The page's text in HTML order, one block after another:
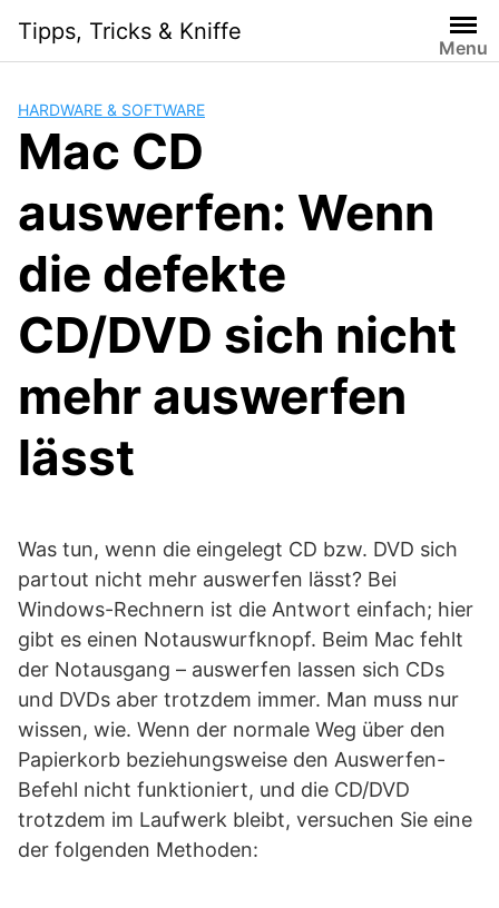
content
Tipps, Tricks & Kniffe
Menu
HARDWARE & SOFTWARE
Mac CD
auswerfen: Wenn
die defekte
CD/DVD sich nicht
mehr auswerfen
lässt
Was tun, wenn die eingelegt CD bzw. DVD sich
partout nicht mehr auswerfen lässt? Bei
Windows-Rechnern ist die Antwort einfach; hier
gibt es einen Notauswurfknopf. Beim Mac fehlt
der Notausgang – auswerfen lassen sich CDs
und DVDs aber trotzdem immer. Man muss nur
wissen, wie. Wenn der normale Weg über den
Papierkorb beziehungsweise den Auswerfen-
Befehl nicht funktioniert, und die CD/DVD
trotzdem im Laufwerk bleibt, versuchen Sie eine
der folgenden Methoden: